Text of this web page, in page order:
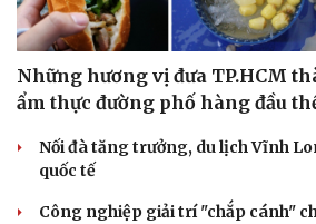
Tư vấn
Săn Tour
check-in
Câu
Đọc
Cửa
Kể
Hạt
Những hương vị đưa TP.HCM
ẩm thực đường phố hàng đầu
Nối đà tăng trưởng, du lịch Vĩnh
quốc tế
Công nghiệp giải trí "chắp cánh"